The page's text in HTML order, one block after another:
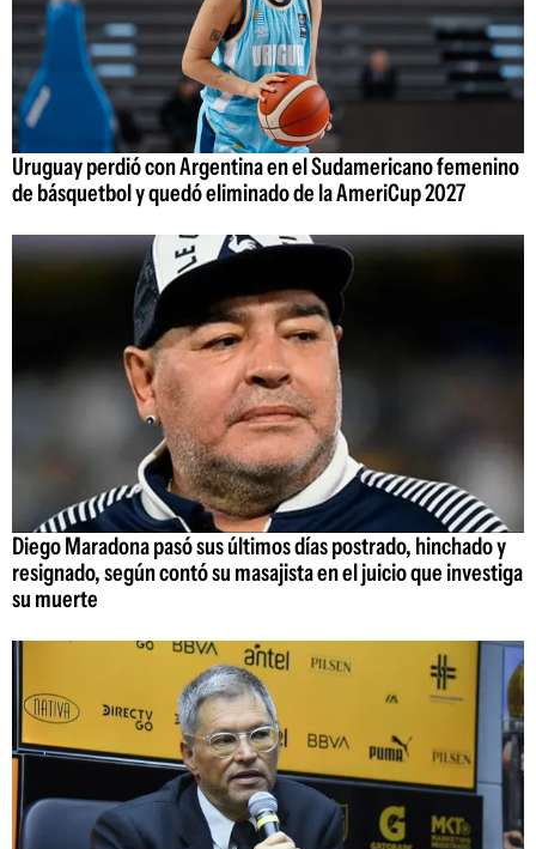
Uruguay perdió con Argentina en el Sudamericano femenino
de básquetbol y quedó eliminado de la AmeriCup 2027
Diego Maradona pasó sus últimos días postrado, hinchado y
resignado, según contó su masajista en el juicio que investiga
su muerte